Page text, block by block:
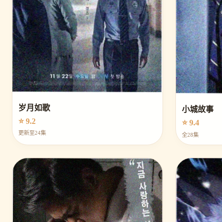
岁月如歌
⭐ 9.2
更新至24集
小城故事
⭐ 9.4
全28集